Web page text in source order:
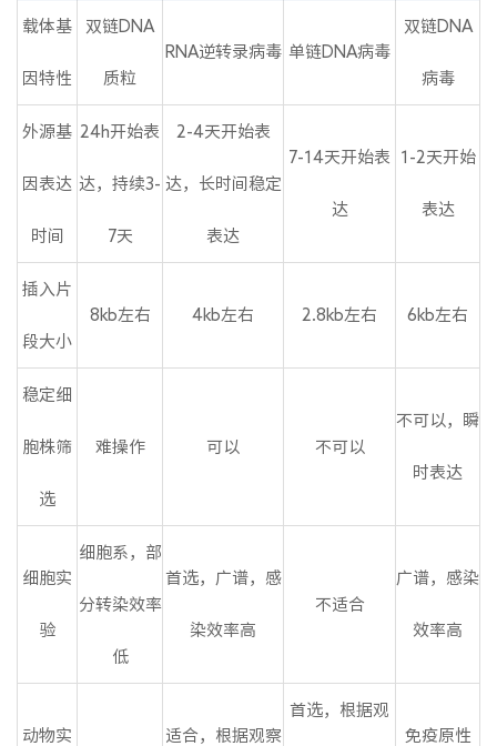
载体基
因特性
双链DNA
质粒
RNA逆转录病毒 单链DNA病毒
双链DNA
病毒
外源基
因表达
时间
24h开始表
达，持续3-
7天
2-4天开始表
达，长时间稳定
表达
7-14天开始表
达
1-2天开始
表达
插入片
段大小
8kb左右 4kb左右 2.8kb左右 6kb左右
稳定细
胞株筛
选
难操作 可以 不可以
不可以，瞬
时表达
细胞实
验
细胞系，部
分转染效率
低
首选，广谱，感
染效率高
不适合
广谱，感染
效率高
动物实 适合，根据观察
首选，根据观
免疫原性